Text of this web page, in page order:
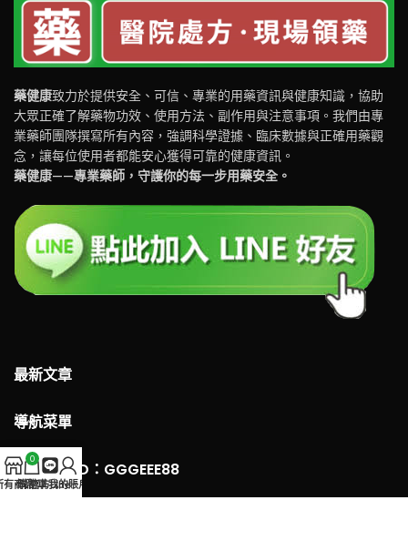
藥健康致力於提供安全、可信、專業的用藥資訊與健康知識，協助
大眾正確了解藥物功效、使用方法、副作用與注意事項。我們由專
業藥師團隊撰寫所有內容，強調科學證據、臨床數據與正確用藥觀
念，讓每位使用者都能安心獲得可靠的健康資訊。
藥健康——專業藥師，守護你的每一步用藥安全。
最新文章
導航菜單
LINE 客服ID：GGGEEE88
有商品
0
購物車官方Line
我的賬戶